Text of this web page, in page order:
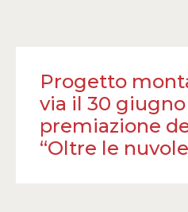
Progetto
via il 30
premiazione
“Oltre le